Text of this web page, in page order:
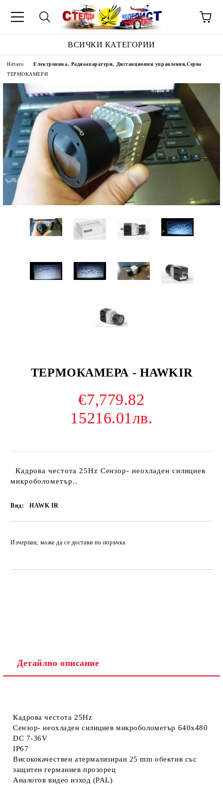
ВСИЧКИ КАТЕГОРИИ
Начало
Електроника, Радиоапаратури, Дистанционни управления,Серва
ТЕРМОКАМЕРИ
ТЕРМОКАМЕРА - HAWKIR
€7,779.82
15216.01лв.
Кадрова честота 25Hz Сензор- неохладен силициев
микроболометър..
Вид: HAWK IR
Изчерпан, може да се достави по поръчка
Детайлно описание
Кадрова честота 25Hz
Сензор- неохладен силициев микроболометър 640x480
DC 7-36V
IP67
Висококачествен атермализиран 25 mm обектив със
защитен германиев прозорец
Аналогов видео изход (PAL)